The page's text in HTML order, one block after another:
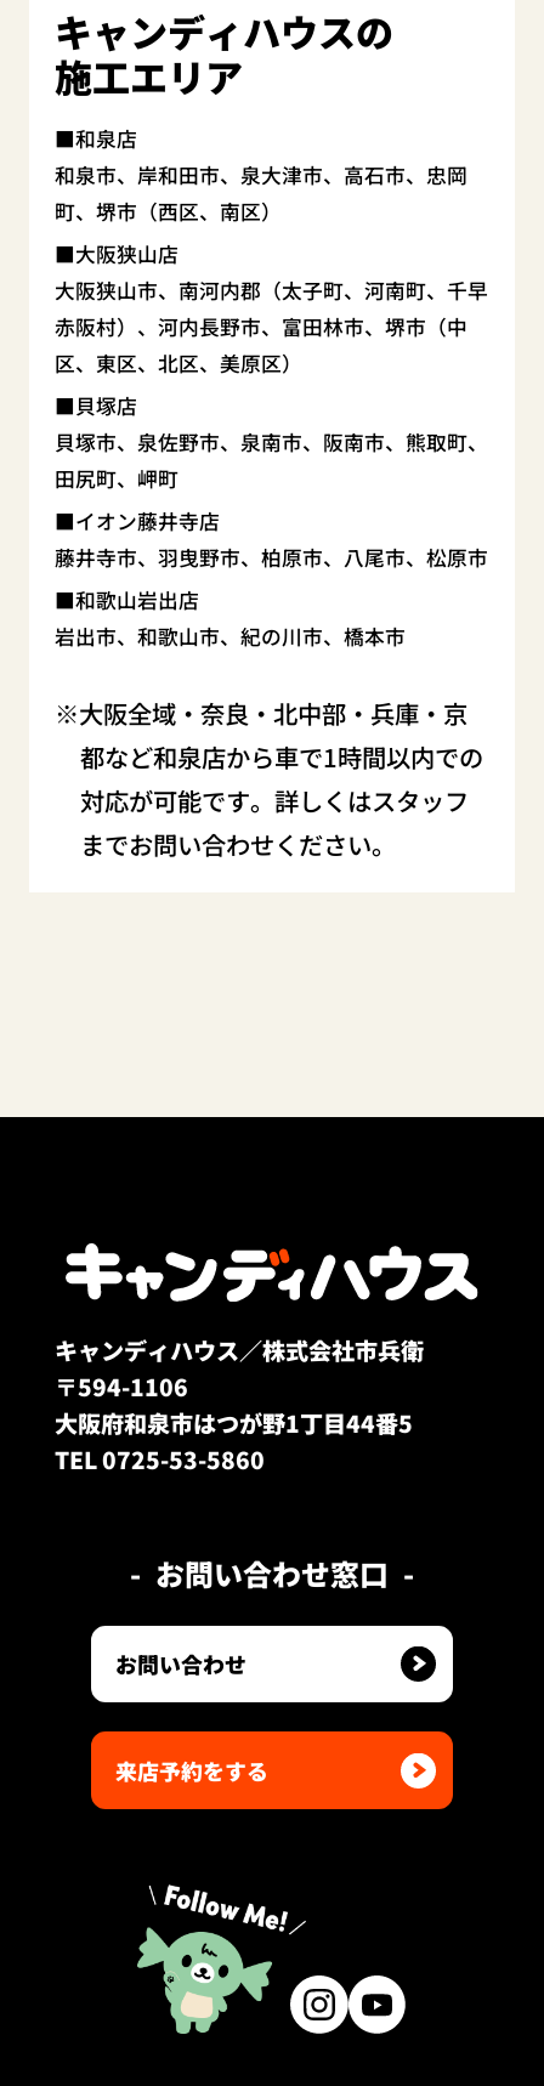
キャンディハウスの
施工エリア
和泉店
和泉市、岸和田市、泉大津市、高石市、忠岡
町、堺市（西区、南区）
大阪狭山店
大阪狭山市、南河内郡（太子町、河南町、千早
赤阪村）、河内長野市、富田林市、堺市（中
区、東区、北区、美原区）
貝塚店
貝塚市、泉佐野市、泉南市、阪南市、熊取町、
田尻町、岬町
イオン藤井寺店
藤井寺市、羽曳野市、柏原市、八尾市、松原市
和歌山岩出店
岩出市、和歌山市、紀の川市、橋本市
大阪全域・奈良・北中部・兵庫・京
都など和泉店から車で1時間以内での
対応が可能です。詳しくはスタッフ
までお問い合わせください。
キャンディハウス／株式会社市兵衛
〒594-1106
大阪府和泉市はつが野1丁目44番5
TEL 0725-53-5860
お問い合わせ窓口
お問い合わせ
来店予約をする